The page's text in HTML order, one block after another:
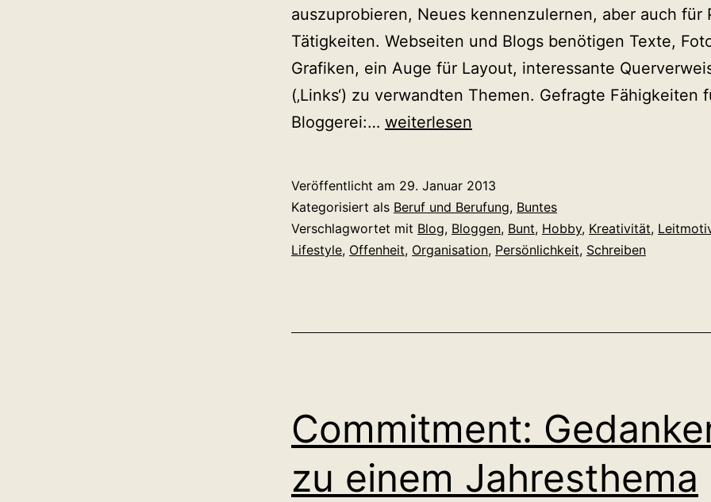
auszuprobieren, Neues kennenzulernen, aber auch für
Tätigkeiten. Webseiten und Blogs benötigen Texte,
Grafiken, ein Auge für Layout, interessante
(‚Links‘) zu verwandten Themen. Gefragte Fähigkeiten
Bloggerei:… In
zuhause
weiterlesen
Veröffentlicht am 29. Januar 2013
Kategorisiert als Beruf und Berufung, Buntes
Verschlagwortet mit Blog, Bloggen, Bunt, Hobby, Kreativität,
Lifestyle, Offenheit, Organisation, Persönlichkeit, Schreiben
Commitment:
zu einem Jahresthema